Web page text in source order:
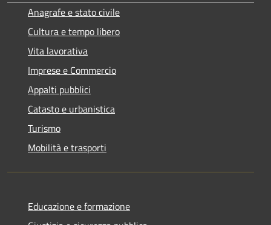
Anagrafe e stato civile
Cultura e tempo libero
Vita lavorativa
Imprese e Commercio
Appalti pubblici
Catasto e urbanistica
Turismo
Mobilità e trasporti
Educazione e formazione